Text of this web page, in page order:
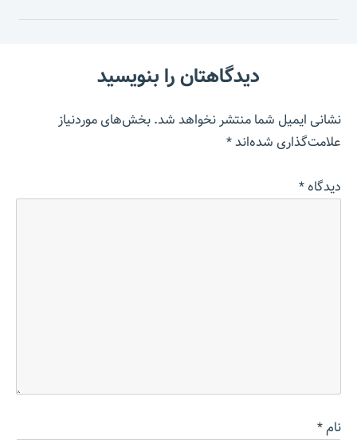
دیدگاهتان را بنویسید
نشانی ایمیل شما منتشر نخواهد شد.بخش‌های موردنیاز
علامت‌گذاری شده‌اند*
دیدگاه*
نام*